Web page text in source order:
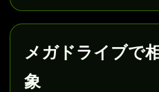
メガドライブで
象